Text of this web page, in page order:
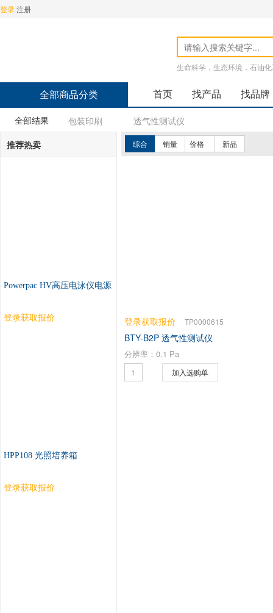
登录注册
生命科学，生态环境，石油
全部商品分类 首页 找产品 找品牌
全部结果 包装印刷
透气性测试仪
推荐热卖
Powerpac HV高压电泳仪电源
登录获取报价
HPP108 光照培养箱
登录获取报价
综合 销量 价格 新品
登录获取报价 TP0000615
BTY-B2P 透气性测试仪
分辨率：0.1 Pa
加入选购单